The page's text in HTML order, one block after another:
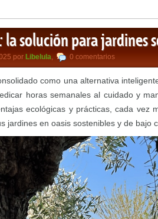
la solución para jardines
por Libelula, 0 comentarios
como una alternativa
horas semanales al cuidado y
ecológicas y prácticas, cada vez
jardines en oasis sostenibles y de bajo